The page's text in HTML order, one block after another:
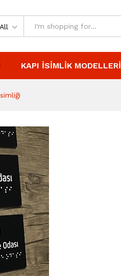
All
KAPI İSIMLIK MODELLERI